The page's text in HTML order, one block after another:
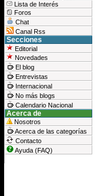
Lista de Interés
Foros
Chat
Canal Rss
Secciones
Editorial
Novedades
El blog
Entrevistas
Internacional
No más blogs
Calendario Nacional
Acerca de
Nosotros
Acerca de las categorías
Contacto
Ayuda (FAQ)